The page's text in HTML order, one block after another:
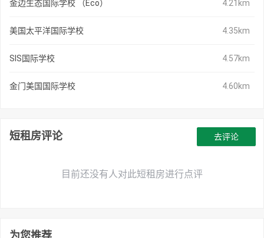
金边生态国际学校 （Eco） 4.21km
美国太平洋国际学校 4.35km
SIS国际学校 4.57km
金门美国国际学校 4.60km
短租房评论
目前还没有人对此短租房进行点评
去评论
为您推荐